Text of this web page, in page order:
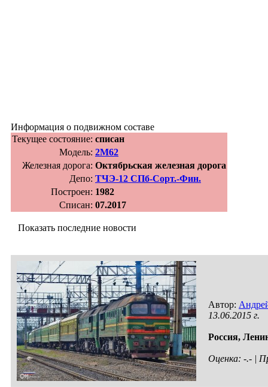
Информация о подвижном составе
Текущее состояние: списан
Модель: 2М62
Железная дорога: Октябрьская железная дорога
Депо: ТЧЭ-12 СПб-Сорт.-Фин.
Построен: 1982
Списан: 07.2017
Показать последние новости
Автор:
13.06.2015 г.
Россия,
Оценка: -.- |